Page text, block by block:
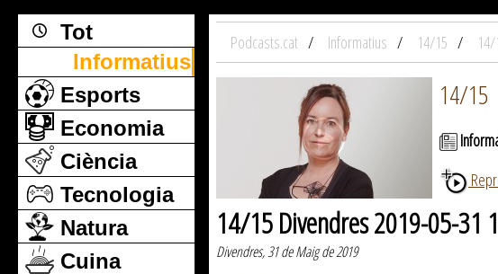
Tot
Informatius
Esports
Economia
Ciència
Tecnologia
Natura
Cuina
Podcasts.cat Informatius 14/15
14/15
14/15 Divendres 2019-05-31
Divendres, 31 de Maig de 2019